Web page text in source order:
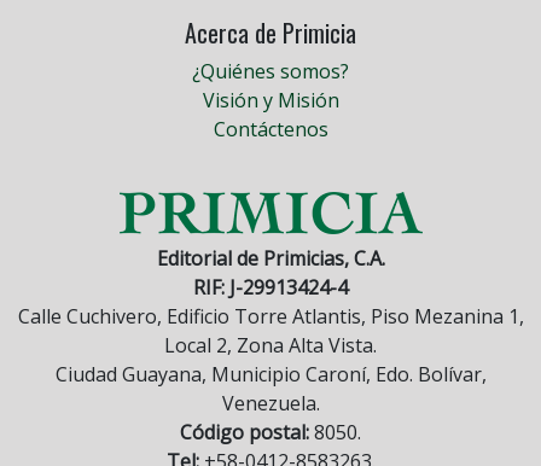
Acerca de Primicia
¿Quiénes somos?
Visión y Misión
Contáctenos
Editorial de Primicias, C.A.
RIF: J-29913424-4
Calle Cuchivero, Edificio Torre Atlantis, Piso Mezanina 1,
Local 2, Zona Alta Vista.
Ciudad Guayana, Municipio Caroní, Edo. Bolívar,
Venezuela.
Código postal:8050.